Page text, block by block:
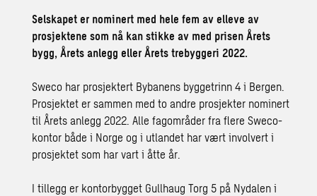
Selskapet er nominert med hele fem av elleve av
prosjektene som nå kan stikke av med prisen Årets
bygg, Årets anlegg eller Årets trebyggeri 2022.
Sweco har prosjektert Bybanens byggetrinn 4 i Bergen.
Prosjektet er sammen med to andre prosjekter nominert
til Årets anlegg 2022. Alle fagområder fra flere Sweco-
kontor både i Norge og i utlandet har vært involvert i
prosjektet som har vart i åtte år.
I tillegg er kontorbygget Gullhaug Torg 5 på Nydalen i